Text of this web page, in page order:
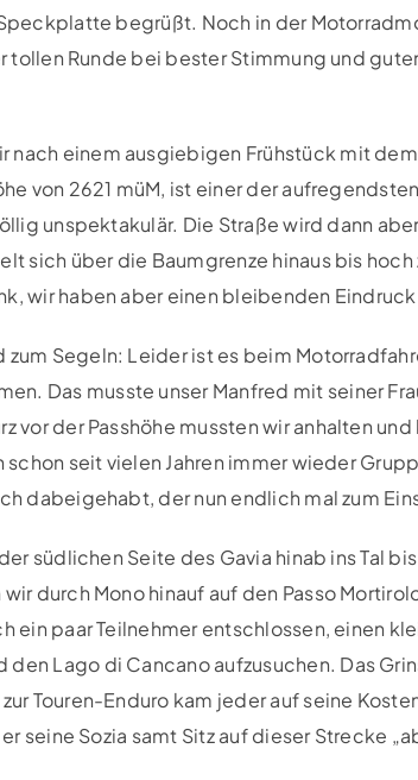
begrüßt. Noch in der
tollen Runde bei bester Stimmung und
einem ausgiebigen Frühstück mit dem
von 2621 müM, ist einer der
unspektakulär. Die Straße wird dann
sich über die Baumgrenze hinaus bis hoch
wir haben aber einen bleibenden
Segeln: Leider ist es beim
Das musste unser Manfred mit seiner
vor der Passhöhe mussten wir anhalten
schon seit vielen Jahren immer wieder
dabeigehabt, der nun endlich mal zum
südlichen Seite des Gavia hinab ins Tal
durch Mono hinauf auf den Passo
ein paar Teilnehmer entschlossen, einen
Lago di Cancano aufzusuchen. Das
Touren-Enduro kam jeder auf seine
seine Sozia samt Sitz auf dieser Strecke